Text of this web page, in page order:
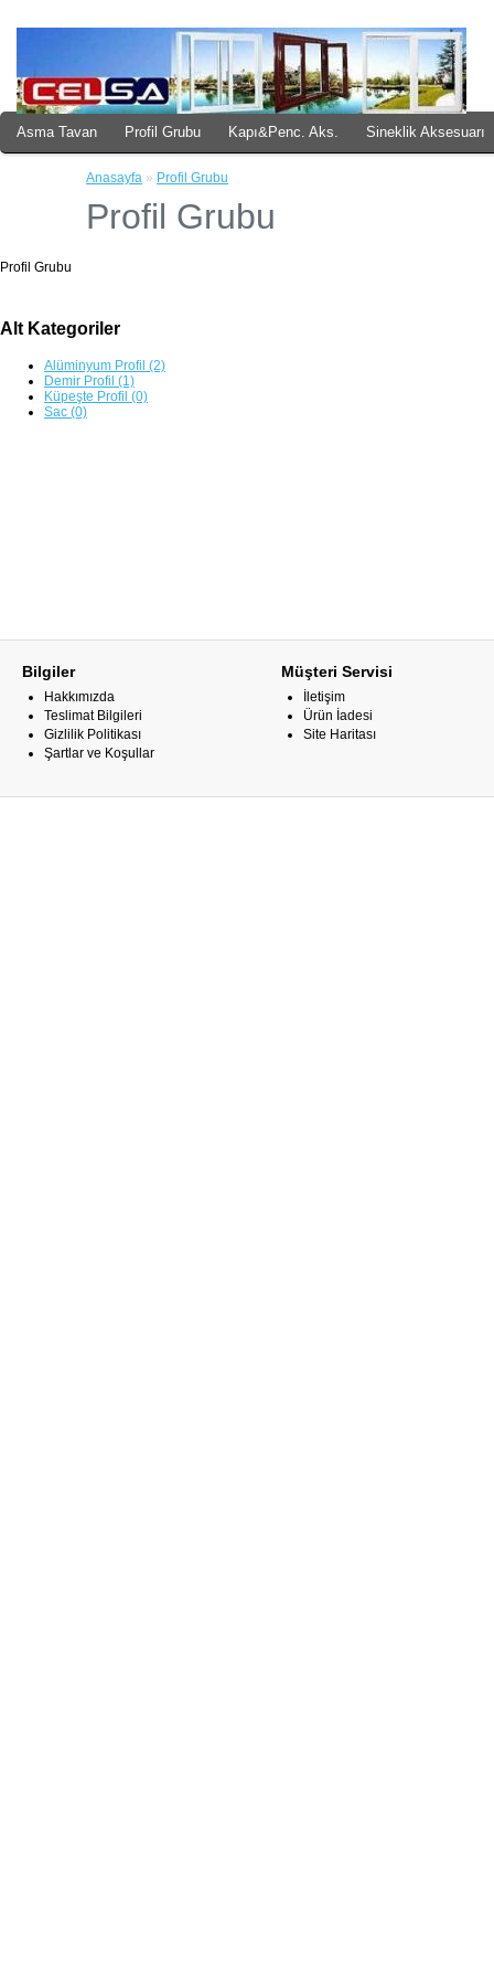
Asma Tavan Profil Grubu Kapı&Penc. Aks. Sineklik Aksesuarı
Anasayfa » Profil Grubu
Profil Grubu
Profil Grubu
Alt Kategoriler
Alüminyum Profil (2)
Demir Profil (1)
Küpeşte Profil (0)
Sac (0)
Bilgiler
Hakkımızda
Teslimat Bilgileri
Gizlilik Politikası
Şartlar ve Koşullar
Müşteri Servisi
İletişim
Ürün İadesi
Site Haritası